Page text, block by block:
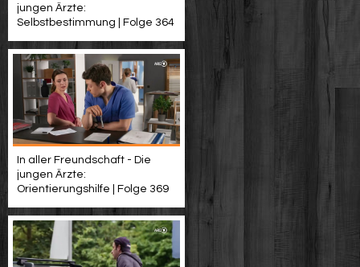
jungen Ärzte:
Selbstbestimmung | Folge 364
In aller Freundschaft - Die
jungen Ärzte:
Orientierungshilfe | Folge 369